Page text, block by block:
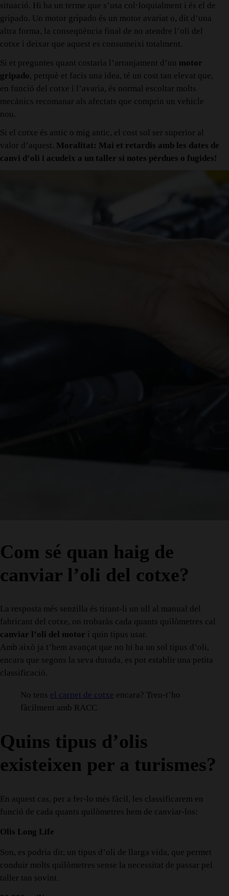
situació. Hi ha un terme que s’usa col·loquialment i és el de
gripado. Un motor gripado és un motor avariat o, dit d’una
altra forma, la conseqüència final de no atendre l’oli del
cotxe i deixar que aquest es consumeixi totalment.
Si et preguntes quant costaria l’arranjament d’un motor
gripado, perquè et facis una idea, té un cost tan elevat que,
en funció del cotxe i l’avaria, és normal escoltar molts
mecànics recomanar als afectats que comprin un vehicle
nou.
Si el cotxe és antic o mig antic, el cost sol ser superior al
valor d’aquest. Moralitat: Mai et retardis amb les dates de
canvi d’oli i acudeix a un taller si notes pèrdues o fugides!
Com sé quan haig de
canviar l’oli del cotxe?
La resposta més senzilla és tirant-li un ull al manual del
fabricant del cotxe, on trobaràs cada quants quilòmetres cal
canviar l’oli del motor i quin tipus usar.
Amb això ja t’hem avançat que no hi ha un sol tipus d’oli,
encara que segons la seva durada, es pot establir una petita
classificació.
No tens el carnet de cotxe encara? Treu-t’ho
fàcilment amb RACC
Quins tipus d’olis
existeixen per a turismes?
En aquest cas, per a fer-lo més fàcil, les classificarem en
funció de cada quants quilòmetres hem de canviar-los:
Olis Long Life
Son, es podria dir, un tipus d’oli de llarga vida, que permet
conduir molts quilòmetres sense la necessitat de passar pel
taller tan sovint.